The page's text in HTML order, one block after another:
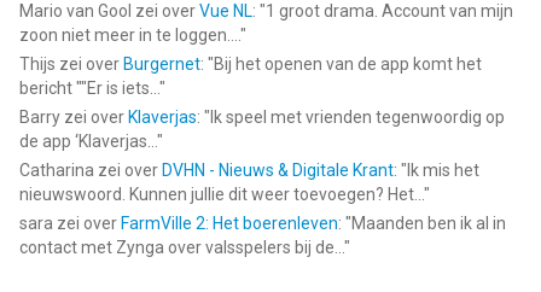
Mario van Gool zei overVue NL: "1 groot drama. Account van mijn
zoon niet meer in te loggen.... "
Thijs zei over Burgernet: "Bij het openen van de app komt het
bericht ""Er is iets... "
Barry zei over Klaverjas: " Ik speel met vrienden tegenwoordig op
de app ‘Klaverjas... "
Catharina zei over DVHN - Nieuws & Digitale Krant: " Ik mis het
nieuwswoord. Kunnen jullie dit weer toevoegen? Het... "
sara zei over FarmVille 2: Het boerenleven: "Maanden ben ik al in
contact met Zynga over valsspelers bij de... "